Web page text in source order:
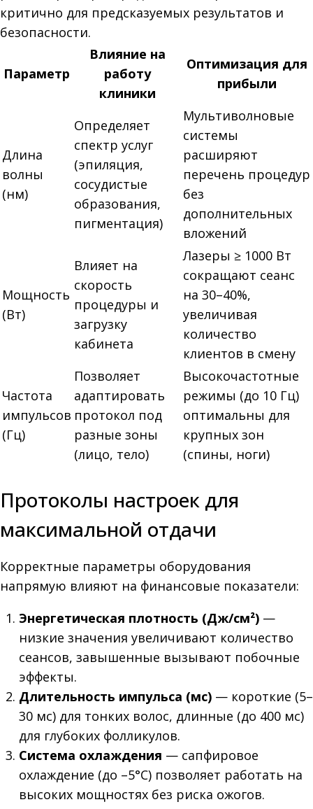
критично для предсказуемых результатов и
безопасности.
Параметр
Влияние на
работу
клиники
Оптимизация для
прибыли
Длина
волны
(нм)
Определяет
спектр услуг
(эпиляция,
сосудистые
образования,
пигментация)
Мультиволновые
системы
расширяют
перечень процедур
без
дополнительных
вложений
Мощность
(Вт)
Влияет на
скорость
процедуры и
загрузку
кабинета
Лазеры ≥ 1000 Вт
сокращают сеанс
на 30–40%,
увеличивая
количество
клиентов в смену
Частота
импульсов
(Гц)
Позволяет
адаптировать
протокол под
разные зоны
(лицо, тело)
Высокочастотные
режимы (до 10 Гц)
оптимальны для
крупных зон
(спины, ноги)
Протоколы настроек для
максимальной отдачи
Корректные параметры оборудования
напрямую влияют на финансовые показатели:
Энергетическая плотность (Дж/см²) —
низкие значения увеличивают количество
сеансов, завышенные вызывают побочные
эффекты.
Длительность импульса (мс) — короткие (5–
30 мс) для тонких волос, длинные (до 400 мс)
для глубоких фолликулов.
Система охлаждения — сапфировое
охлаждение (до –5°C) позволяет работать на
высоких мощностях без риска ожогов.